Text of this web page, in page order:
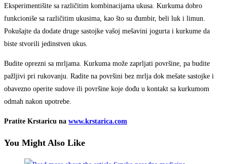
Eksperimentišite sa različitim kombinacijama ukusa. Kurkuma dobro
funkcioniše sa različitim ukusima, kao što su đumbir, beli luk i limun.
Pokušajte da dodate druge sastojke vašoj mešavini jogurta i kurkume da
biste stvorili jedinstven ukus.
Budite oprezni sa mrljama. Kurkuma može zaprljati površine, pa budite
pažljivi pri rukovanju. Radite na površini bez mrlja dok mešate sastojke i
obavezno operite sudove ili površine koje dođu u kontakt sa kurkumom
odmah nakon upotrebe.
Pratite Krstaricu na www.krstarica.com
You Might Also Like